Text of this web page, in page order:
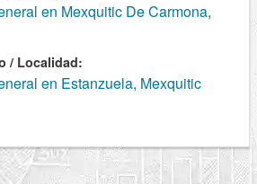
en Mexquitic De Carmona,
/ Localidad:
en Estanzuela, Mexquitic